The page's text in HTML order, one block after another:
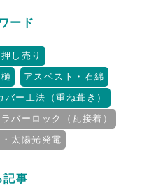
ード
し売り
アスベスト・石綿
バー工法（重ね葺き）
バーロック（瓦接着）
太陽光発電
記事